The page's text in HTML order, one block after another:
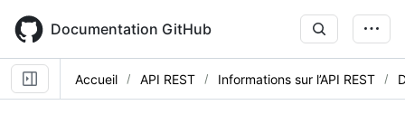
main
content
Documentation GitHub
Accueil API REST Informations sur l’API REST